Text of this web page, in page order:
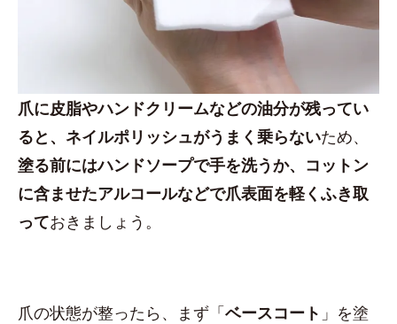
爪に皮脂やハンドクリームなどの油分が残ってい
ると、ネイルポリッシュがうまく乗らないため、
塗る前にはハンドソープで手を洗うか、コットン
に含ませたアルコールなどで爪表面を軽くふき取
っておきましょう。
爪の状態が整ったら、まず「ベースコート 」を塗